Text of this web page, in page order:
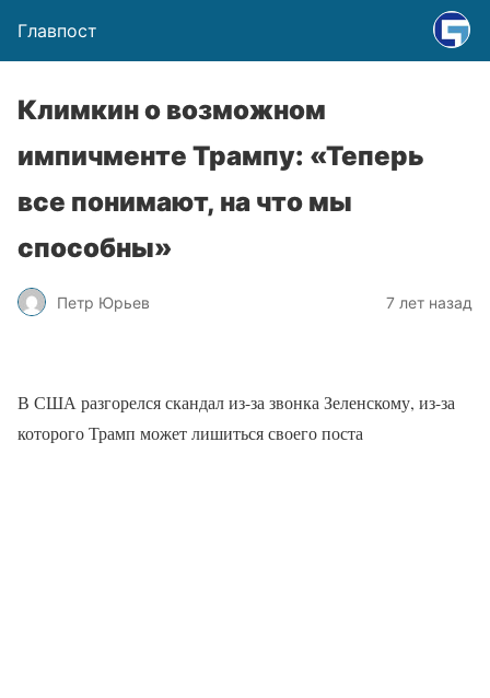
Главпост
Климкин о возможном
импичменте Трампу: «Теперь
все понимают, на что мы
способны»
Петр Юрьев 7 лет назад
В США разгорелся скандал из-за звонка Зеленскому, из-за
которого Трамп может лишиться своего поста